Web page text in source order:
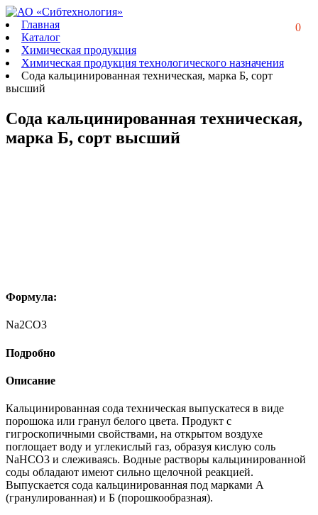
0
Главная
Каталог
Химическая продукция
Химическая продукция технологического назначения
Сода кальцинированная техническая, марка Б, сорт
высший
Сода кальцинированная техническая,
марка Б, сорт высший
Формула:
Na2CO3
Подробно
Описание
Кальцинированная сода техническая выпускатеся в виде
порошока или гранул белого цвета. Продукт с
гигроскопичными свойствами, на открытом воздухе
поглощает воду и углекислый газ, образуя кислую соль
NaHCO3 и слеживаясь. Водные растворы кальцинированной
соды обладают имеют сильно щелочной реакцией.
Выпускается сода кальцинированная под марками А
(гранулированная) и Б (порошкообразная).